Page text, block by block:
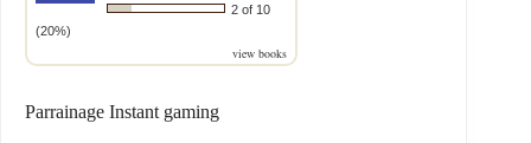
2 of 10
(20%)
view books
Parrainage Instant gaming